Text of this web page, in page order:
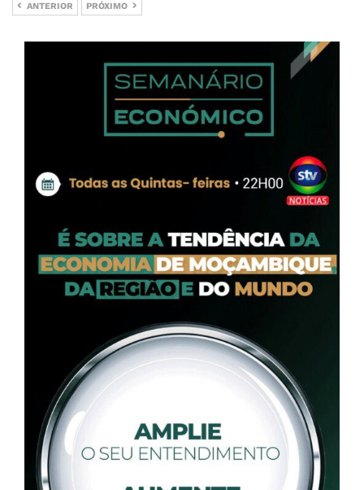
ANTERIOR PRÓXIMO